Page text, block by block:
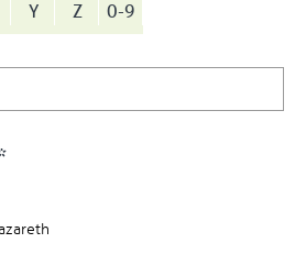
Y Z 0-9